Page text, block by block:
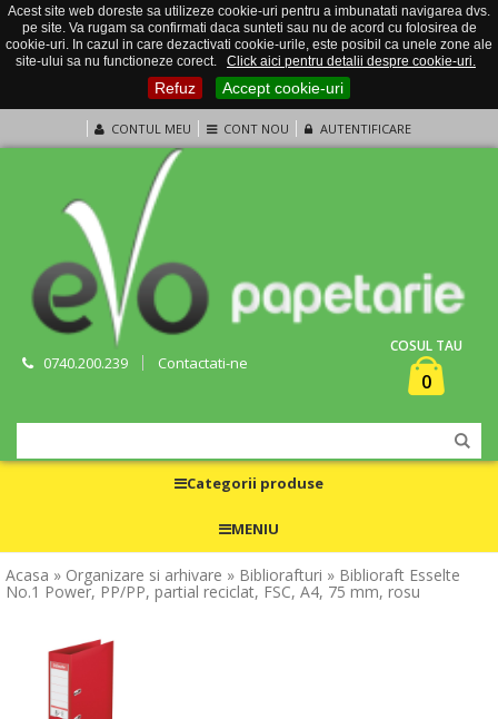
Acest site web doreste sa utilizeze cookie-uri pentru a imbunatati navigarea dvs.
pe site. Va rugam sa confirmati daca sunteti sau nu de acord cu folosirea de
cookie-uri. In cazul in care dezactivati cookie-urile, este posibil ca unele zone ale
site-ului sa nu functioneze corect.
Click aici pentru detalii despre cookie-uri.
Refuz Accept cookie-uri
CONTUL MEU CONT NOU AUTENTIFICARE
0740.200.239 Contactati-ne
COSUL TAU
0
Categorii produse
MENIU
Acasa » Organizare si arhivare » Bibliorafturi » Biblioraft Esselte
No.1 Power, PP/PP, partial reciclat, FSC, A4, 75 mm, rosu